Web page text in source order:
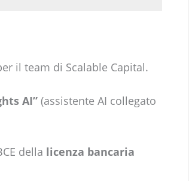
il team di Scalable Capital.
AI”(assistente AI collegato
della licenza bancaria